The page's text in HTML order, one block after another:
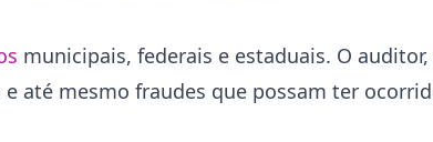
municipais, federais e estaduais. O
até mesmo fraudes que possam ter